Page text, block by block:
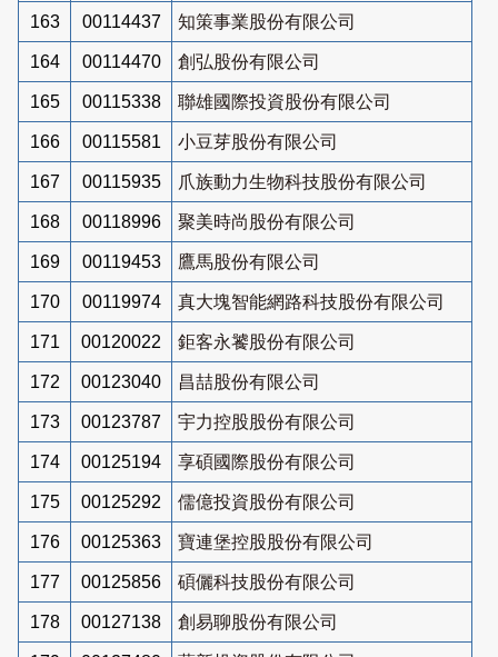
163 00114437 知策事業股份有限公司
164 00114470 創弘股份有限公司
165 00115338 聯雄國際投資股份有限公司
166 00115581 小豆芽股份有限公司
167 00115935 爪族動力生物科技股份有限公司
168 00118996 聚美時尚股份有限公司
169 00119453 鷹馬股份有限公司
170 00119974 真大塊智能網路科技股份有限公司
171 00120022 鉅客永饕股份有限公司
172 00123040 昌喆股份有限公司
173 00123787 宇力控股股份有限公司
174 00125194 享碩國際股份有限公司
175 00125292 儒億投資股份有限公司
176 00125363 寶連堡控股股份有限公司
177 00125856 碩儷科技股份有限公司
178 00127138 創易聊股份有限公司